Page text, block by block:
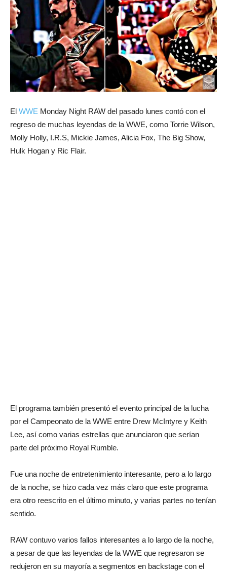
El WWE Monday Night RAW del pasado lunes contó con el
regreso de muchas leyendas de la WWE, como Torrie Wilson,
Molly Holly, I.R.S, Mickie James, Alicia Fox, The Big Show,
Hulk Hogan y Ric Flair.
El programa también presentó el evento principal de la lucha
por el Campeonato de la WWE entre Drew McIntyre y Keith
Lee, así como varias estrellas que anunciaron que serían
parte del próximo Royal Rumble.
Fue una noche de entretenimiento interesante, pero a lo largo
de la noche, se hizo cada vez más claro que este programa
era otro reescrito en el último minuto, y varias partes no tenían
sentido.
RAW contuvo varios fallos interesantes a lo largo de la noche,
a pesar de que las leyendas de la WWE que regresaron se
redujeron en su mayoría a segmentos en backstage con el